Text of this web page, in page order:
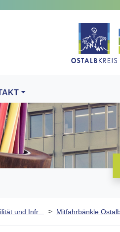
und Infr... Mitfahrbänkle